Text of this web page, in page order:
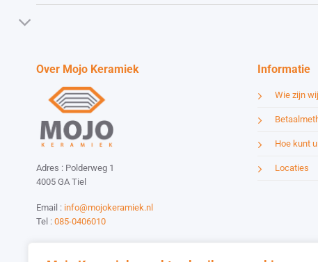
Over Mojo Keramiek
Adres : Polderweg 1
4005 GA Tiel
Email : info@mojokeramiek.nl
Tel : 085-0406010
Informatie
Wie zijn
Hoe kunt
Locaties